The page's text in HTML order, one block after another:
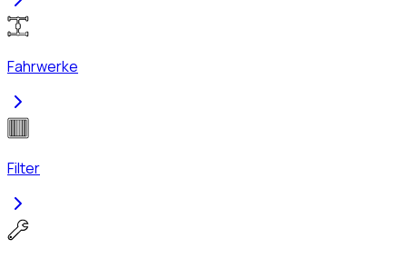
Fahrwerke
Filter